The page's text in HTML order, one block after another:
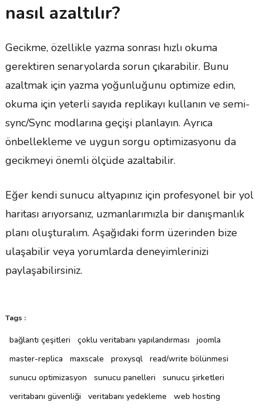
nasıl azaltılır?
Gecikme, özellikle yazma sonrası hızlı okuma
gerektiren senaryolarda sorun çıkarabilir. Bunu
azaltmak için yazma yoğunluğunu optimize edin,
okuma için yeterli sayıda replikayı kullanın ve semi-
sync/Sync modlarına geçişi planlayın. Ayrıca
önbellekleme ve uygun sorgu optimizasyonu da
gecikmeyi önemli ölçüde azaltabilir.
Eğer kendi sunucu altyapınız için profesyonel bir yol
haritası arıyorsanız, uzmanlarımızla bir danışmanlık
planı oluşturalım. Aşağıdaki form üzerinden bize
ulaşabilir veya yorumlarda deneyimlerinizi
paylaşabilirsiniz.
Tags :
bağlantı çeşitleri çoklu veritabanı yapılandırması
joomla
master-replica
maxscale proxysql
read/write bölünmesi
sunucu optimizasyon
sunucu panelleri
sunucu şirketleri
veritabanı güvenliği
veritabanı yedekleme
web hosting